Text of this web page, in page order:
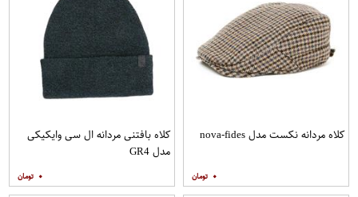
کلاه مردانه نکست مدل nova-fides
۰
کلاه بافتنی مردانه ال سی وایکیکی
مدل GR4
۰